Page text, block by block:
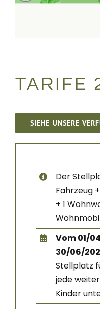
TARIFE
SIEHE UNSERE
Der
Fahrzeug
+ 1
Vom 01/
30/06/
Stellplatz
jede
Kinder